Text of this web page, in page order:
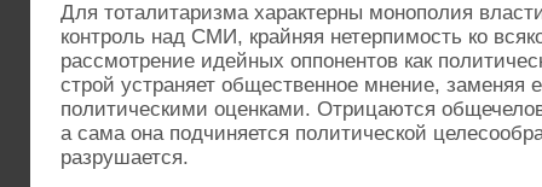
Для тоталитаризма характерны монополия
контроль над СМИ, крайняя нетерпимость ко
рассмотрение идейных оппонентов как
строй устраняет общественное мнение, заменяя
политическими оценками. Отрицаются
а сама она подчиняется политической
разрушается.